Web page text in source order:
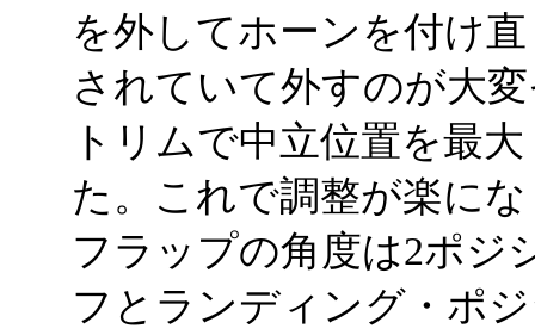
を外してホーンを付け
されていて外すのが大
トリムで中立位置を最
た。これで調整が楽に
フラップの角度は2ポジ
フとランディング・ポ